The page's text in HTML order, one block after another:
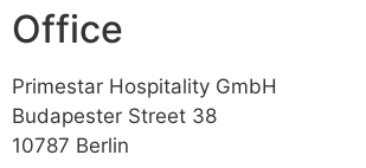
Office
Primestar Hospitality GmbH
Budapester Street 38
10787 Berlin